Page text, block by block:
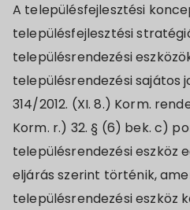
A településfejlesztési
településfejlesztési
településrendezési
településrendezési sajátos
314/2012. (XI. 8.) Korm.
Korm. r.) 32. § (6) bek. c)
településrendezési eszköz
eljárás szerint történik,
településrendezési eszköz